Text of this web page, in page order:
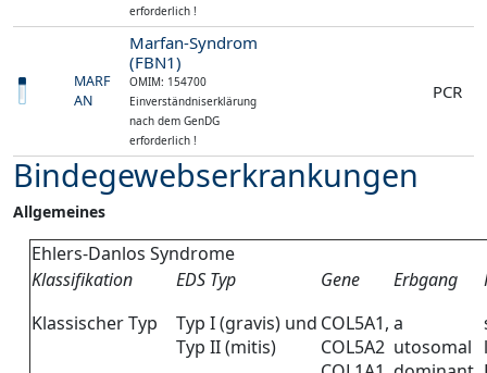
erforderlich !
MARF
AN
Marfan-Syndrom
(FBN1)
OMIM: 154700
Einverständniserklärung
nach dem GenDG
erforderlich !
PCR
Bindegewebserkrankungen
Allgemeines
Ehlers-Danlos Syndrome
Klassifikation
EDS Typ Gene Erbgang
Klassischer Typ
Typ I (gravis) und
Typ II (mitis)
COL5A1,
COL5A2
a
utosomal